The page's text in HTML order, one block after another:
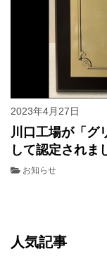
2023年4月27日
川口工場が「グ
して認定されま
お知らせ
人気記事